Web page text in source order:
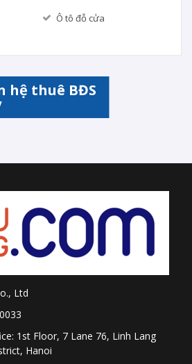
Ô tô đỗ cửa
hệ thuê BĐS
Ltd
1st Floor, 7 Lane 76, Linh Lang
Hanoi